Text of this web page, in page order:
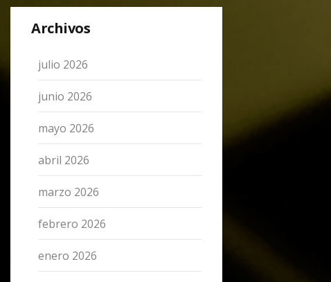
Archivos
julio 2026
junio 2026
mayo 2026
abril 2026
marzo 2026
febrero 2026
enero 2026